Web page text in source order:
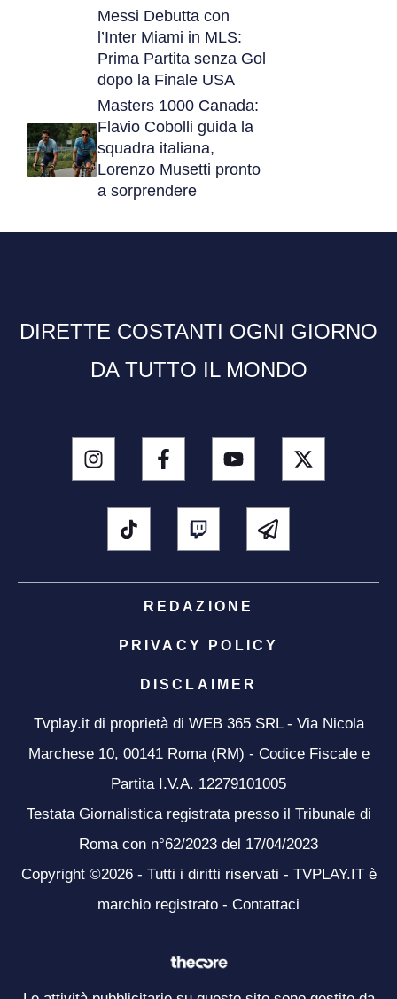
Messi Debutta con
l’Inter Miami in MLS:
Prima Partita senza Gol
dopo la Finale USA
Masters 1000 Canada:
Flavio Cobolli guida la
squadra italiana,
Lorenzo Musetti pronto
a sorprendere
DIRETTE COSTANTI OGNI GIORNO
DA TUTTO IL MONDO
REDAZIONE
PRIVACY POLICY
DISCLAIMER
Tvplay.it di proprietà di WEB 365 SRL - Via Nicola
Marchese 10, 00141 Roma (RM) - Codice Fiscale e
Partita I.V.A. 12279101005
Testata Giornalistica registrata presso il Tribunale di
Roma con n°62/2023 del 17/04/2023
Copyright ©2026 - Tutti i diritti riservati - TVPLAY.IT è
marchio registrato - Contattaci